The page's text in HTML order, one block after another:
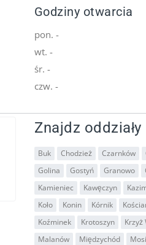
Godziny otwarcia
pon. -
wt. -
śr. -
czw. -
Znajdz
Buk Chodzież Czarnków
Golina
Gostyń Granowo
Kamieniec
Kawęczyn
Koło
Konin Kórnik
Koźminek
Krotoszyn Krzyż
Malanów
Międzychód